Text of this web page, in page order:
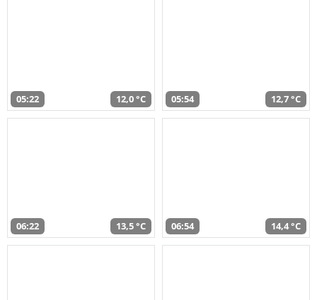
05:22 12,0 °C 05:54 12,7 °C
06:22 13,5 °C 06:54 14,4 °C